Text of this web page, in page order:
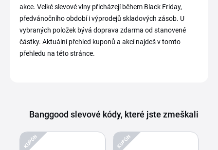
akce. Velké slevové vlny přicházejí během Black Friday,
předvánočního období i výprodejů skladových zásob. U
vybraných položek bývá doprava zdarma od stanovené
částky. Aktuální přehled kuponů a akcí najdeš v tomto
přehledu na této stránce.
Banggood slevové kódy, které jste zmeškali
KUPÓN KUPÓN